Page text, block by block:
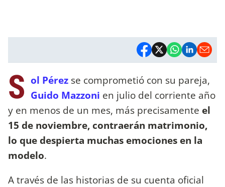
S ol Pérez se comprometió con su pareja,
Guido Mazzoni en julio del corriente año
y en menos de un mes, más precisamente el
15 de noviembre, contraerán matrimonio,
lo que despierta muchas emociones en la
modelo.
A través de las historias de su cuenta oficial